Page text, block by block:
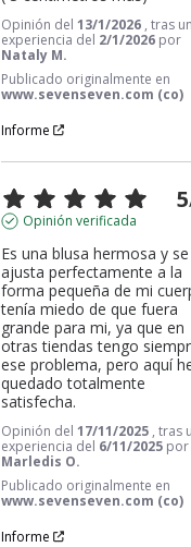
Opinión del13/1/2026 , tras
experiencia del 2/1/2026 por
Nataly M.
Publicado originalmente en
www.sevenseven.com (co)
Informe
5
Opinión verificada
Es una blusa hermosa y se
ajusta perfectamente a la
forma pequeña de mi
tenía miedo de que fuera
grande para mi, ya que en
otras tiendas tengo
ese problema, pero aquí
quedado totalmente
satisfecha.
Opinión del17/11/2025 , tras
experiencia del 6/11/2025 por
Marledis O.
Publicado originalmente en
www.sevenseven.com (co)
Informe